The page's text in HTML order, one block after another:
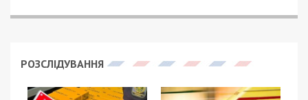
РОЗСЛІДУВАННЯ